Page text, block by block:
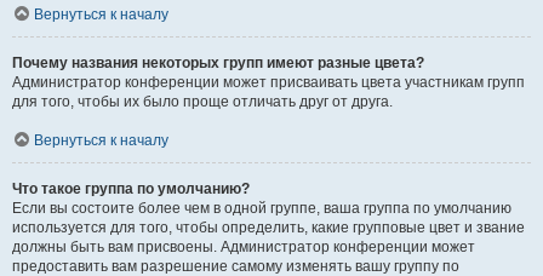
Вернуться к началу
Почему названия некоторых групп имеют разные цвета?
Администратор конференции может присваивать цвета участникам групп
для того, чтобы их было проще отличать друг от друга.
Вернуться к началу
Что такое группа по умолчанию?
Если вы состоите более чем в одной группе, ваша группа по умолчанию
используется для того, чтобы определить, какие групповые цвет и звание
должны быть вам присвоены. Администратор конференции может
предоставить вам разрешение самому изменять вашу группу по